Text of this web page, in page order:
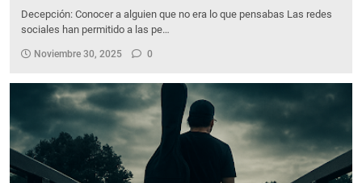
Decepción: Conocer a alguien que no era lo que pensabas Las redes
sociales han permitido a las pe…
Noviembre 30, 2025 0